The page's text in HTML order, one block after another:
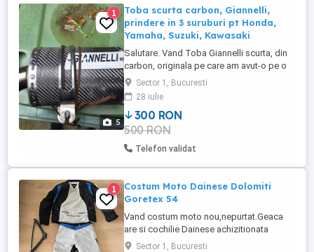
5
1
Toba scurta carbon, Giannelli,
prindere in 3 suruburi pt Honda,
Yamaha, Suzuki, Kawasaki
Salutare. Vand Toba Giannelli scurta, din
carbon, originala pe care am avut-o pe o
Honda 954 929. Din pacate filetul unui
surub trebuie refacut. are si inelul de
prindere in scarita de pasager. Sunet gros
placut.
Sector 1, Bucuresti
28 iulie
300 RON
500 RON
Telefon validat
1
Costum Moto Dainese Dolomiti
Goretex 54
Vand costum moto nou,nepurtat.Geaca
are si cochilie Dainese achizitionata
separat.
Sector 1, Bucuresti